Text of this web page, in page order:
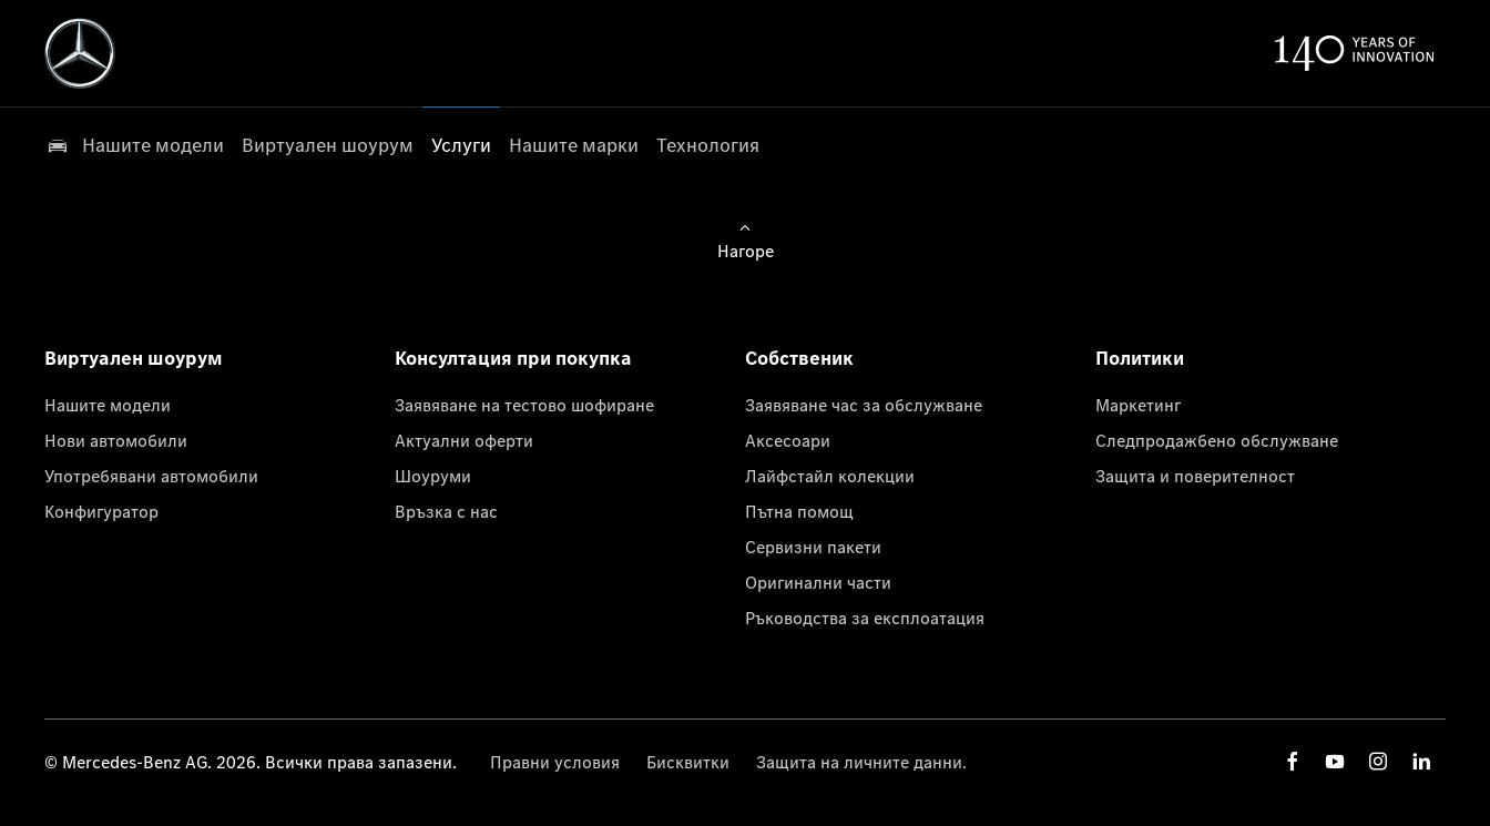
Нашите модели Виртуален шоурум Услуги Нашите марки Технология
Нагоре
Виртуален шоурум
Нашите модели
Нови автомобили
Употребявани автомобили
Конфигуратор
Консултация при покупка
Заявяване на тестово шофиране
Актуални оферти
Шоуруми
Връзка с нас
Собственик
Заявяване час за обслужване
Аксесоари
Лайфстайл колекции
Пътна помощ
Сервизни пакети
Оригинални части
Ръководства за експлоатация
Политики
Маркетинг
Следпродажбено обслужване
Защита и поверителност
© Mercedes-Benz AG. 2026. Всички права запазени. Правни условия Бисквитки Защита на личните данни.